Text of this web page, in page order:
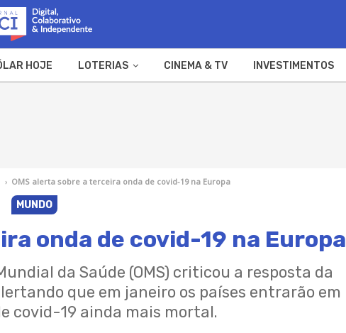
HOJE LOTERIAS CINEMA & TV INVESTIMENTOS
› OMS alerta sobre a terceira onda de covid-19 na Europa
MUNDO
onda de covid-19 na Europa
da Saúde (OMS) criticou a resposta da
que em janeiro os países entrarão em
covid-19 ainda mais mortal.